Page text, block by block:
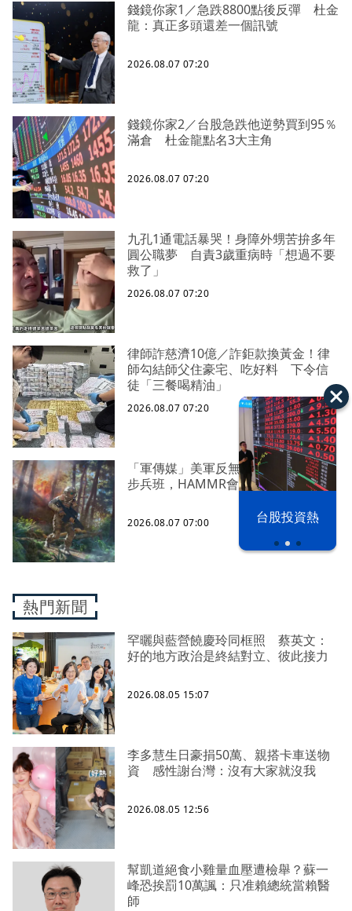
之下
台股投資熱
錢鏡你家1／急跌8800點後反彈 杜金
龍：真正多頭還差一個訊號
2026.08.07 07:20
錢鏡你家2／台股急跌他逆勢買到95％
滿倉 杜金龍點名3大主角
2026.08.07 07:20
九孔1通電話暴哭！身障外甥苦拚多年
圓公職夢 自責3歲重病時「想過不要
救了」
2026.08.07 07:20
律師詐慈濟10億／詐鉅款換黃金！律
師勾結師父住豪宅、吃好料 下令信
徒「三餐喝精油」
2026.08.07 07:20
「軍傳媒」美軍反無人機能力下放到
步兵班，HAMMR會是解決方案之一？
2026.08.07 07:00
熱門新聞
罕曬與藍營饒慶玲同框照 蔡英文：
好的地方政治是終結對立、彼此接力
2026.08.05 15:07
李多慧生日豪捐50萬、親搭卡車送物
資 感性謝台灣：沒有大家就沒我
2026.08.05 12:56
幫凱道絕食小雞量血壓遭檢舉？蘇一
峰恐挨罰10萬諷：只准賴總統當賴醫
師